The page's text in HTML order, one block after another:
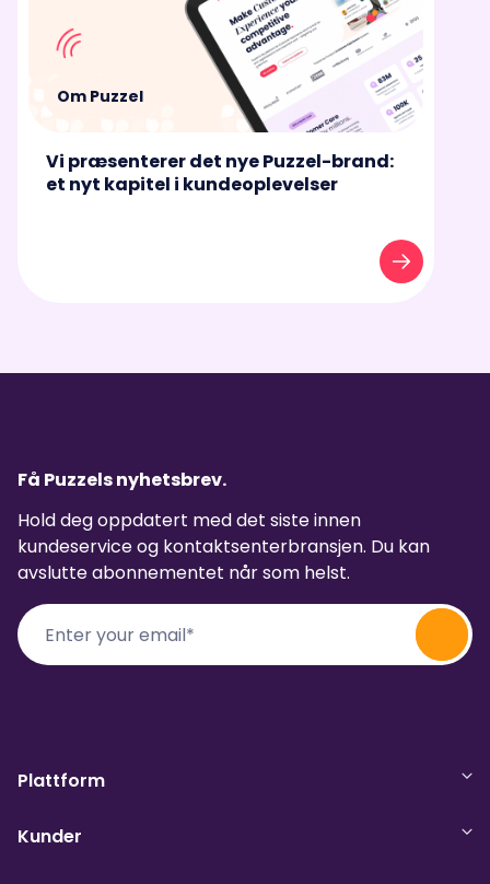
Om Puzzel
Vi præsenterer det nye Puzzel-brand:
et nyt kapitel i kundeoplevelser
Få Puzzels nyhetsbrev.
Hold deg oppdatert med det siste innen
kundeservice og kontaktsenterbransjen. Du kan
avslutte abonnementet når som helst.
Plattform
Kunder